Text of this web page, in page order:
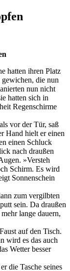
hatten ihren Platz
die nun
nun nicht
hatten sich in
Regenschirme
vor der Tür, saß
Hand hielt er einen
einen Schluck
nach draußen
»Versteh
Schirm. Es wird
Sonnenschein
zum vergilbten
sein. Da draußen
lange dauern,
auf den Tisch.
wird es das auch
Wetter besser
die Tasche seines